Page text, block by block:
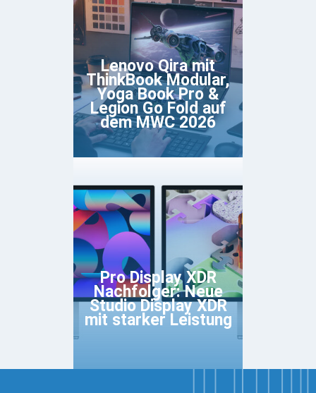
Lenovo Qira mit
ThinkBook Modular,
Yoga Book Pro &
Legion Go Fold auf
dem MWC 2026
Pro Display XDR
Nachfolger: Neue
Studio Display XDR
mit starker Leistung